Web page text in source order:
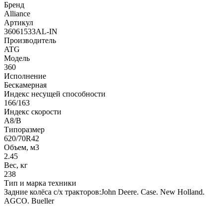
Бренд
Alliance
Артикул
36061533AL-IN
Производитель
ATG
Модель
360
Исполнение
Бескамерная
Индекс несущей способности
166/163
Индекс скорости
A8/B
Типоразмер
620/70R42
Объем, м3
2.45
Вес, кг
238
Тип и марка техники
Задние колёса с/х тракторов:John Deere. Case. New Holland.
AGCO. Bueller